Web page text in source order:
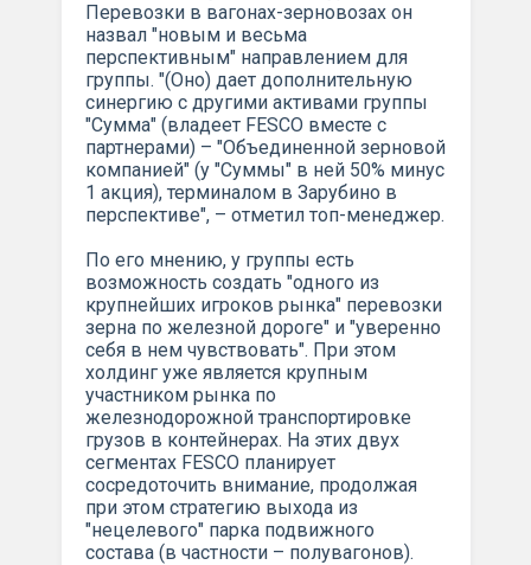
Перевозки в вагонах-зерновозах он
назвал "новым и весьма
перспективным" направлением для
группы. "(Оно) дает дополнительную
синергию с другими активами группы
"Сумма" (владеет FESCO вместе с
партнерами) – "Объединенной зерновой
компанией" (у "Суммы" в ней 50% минус
1 акция), терминалом в Зарубино в
перспективе", – отметил топ-менеджер.
По его мнению, у группы есть
возможность создать "одного из
крупнейших игроков рынка" перевозки
зерна по железной дороге" и "уверенно
себя в нем чувствовать". При этом
холдинг уже является крупным
участником рынка по
железнодорожной транспортировке
грузов в контейнерах. На этих двух
сегментах FESCO планирует
сосредоточить внимание, продолжая
при этом стратегию выхода из
"нецелевого" парка подвижного
состава (в частности – полувагонов).